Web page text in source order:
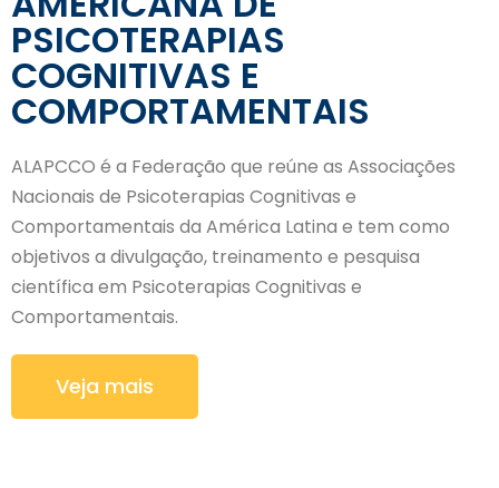
PSICOTERAPIAS
COGNITIVAS E
COMPORTAMENTAIS
ALAPCCO é a Federação que reúne as Associações
Nacionais de Psicoterapias Cognitivas e
Comportamentais da América Latina e tem como
objetivos a divulgação, treinamento e pesquisa
científica em Psicoterapias Cognitivas e
Comportamentais.
Veja mais